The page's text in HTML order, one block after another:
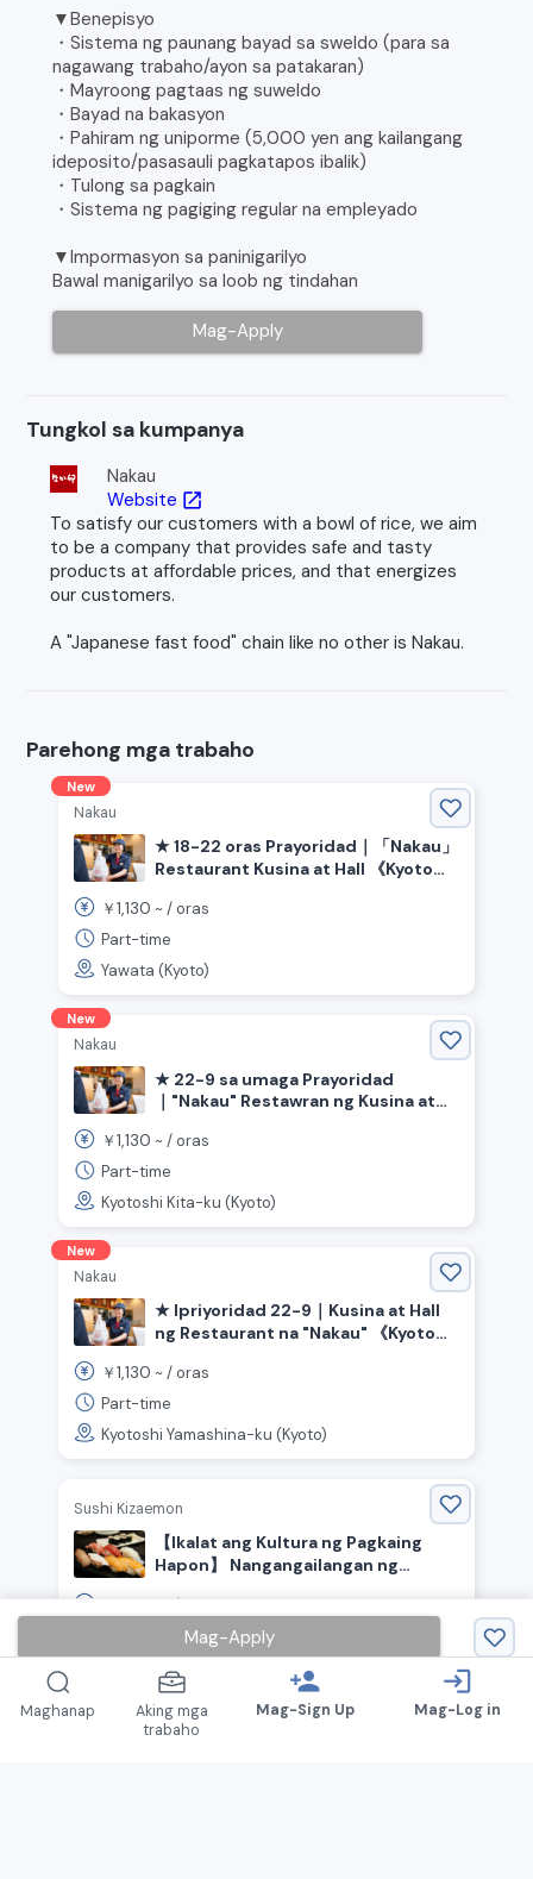
Mag-Apply
▼Benepisyo
・Sistema ng paunang bayad sa sweldo (para sa
nagawang trabaho/ayon sa patakaran)
・Mayroong pagtaas ng suweldo
・Bayad na bakasyon
・Pahiram ng uniporme (5,000 yen ang kailangang
ideposito/pasasauli pagkatapos ibalik)
・Tulong sa pagkain
・Sistema ng pagiging regular na empleyado
▼Impormasyon sa paninigarilyo
Bawal manigarilyo sa loob ng tindahan
Mag-Apply
Tungkol sa kumpanya
Nakau
Website open_in_new
To satisfy our customers with a bowl of rice, we aim
to be a company that provides safe and tasty
products at affordable prices, and that energizes
our customers.
A "Japanese fast food" chain like no other is Nakau.
Parehong mga trabaho
New
Nakau
★ 18-22 oras Prayoridad｜「Nakau」
Restaurant Kusina at Hall 《Kyoto
Station》
￥1,130 ~ /oras
Part-time
Yawata (Kyoto)
New
Nakau
★ 22-9 sa umaga Prayoridad
｜"Nakau" Restawran ng Kusina at
City Kita Ward》
￥1,130 ~ /oras
Part-time
Kyotoshi Kita-ku (Kyoto)
New
Nakau
★ Ipriyoridad 22-9｜Kusina at Hall
ng Restaurant na "Nakau" 《Kyoto
Yamasina Ward, Yamasina Station》
￥1,130 ~ /oras
Part-time
Kyotoshi Yamashina-ku (Kyoto)
Sushi Kizaemon
【Ikalat ang Kultura ng Pagkaing
Hapon】 Nangangailangan ng
Kyotoshi Nakagyo-ku (Kyoto)
Maghanap
Aking mga
trabaho
person_add
Mag-Sign Up
login
Mag-Log in